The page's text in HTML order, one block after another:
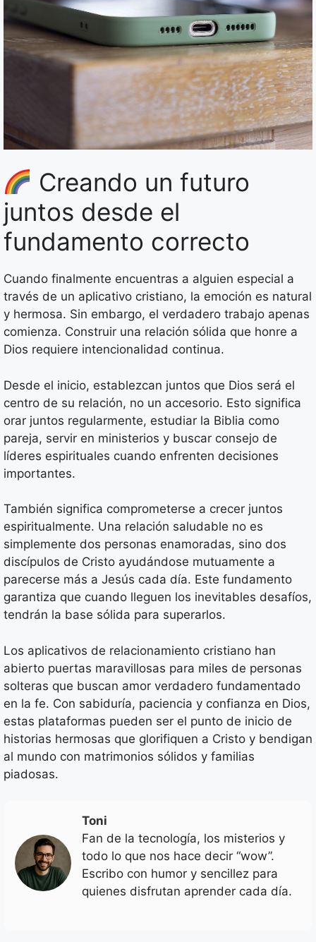
Creando un futuro
juntos desde el
fundamento correcto
Cuando finalmente encuentras a alguien especial a
través de un aplicativo cristiano, la emoción es natural
y hermosa. Sin embargo, el verdadero trabajo apenas
comienza. Construir una relación sólida que honre a
Dios requiere intencionalidad continua.
Desde el inicio, establezcan juntos que Dios será el
centro de su relación, no un accesorio. Esto significa
orar juntos regularmente, estudiar la Biblia como
pareja, servir en ministerios y buscar consejo de
líderes espirituales cuando enfrenten decisiones
importantes.
También significa comprometerse a crecer juntos
espiritualmente. Una relación saludable no es
simplemente dos personas enamoradas, sino dos
discípulos de Cristo ayudándose mutuamente a
parecerse más a Jesús cada día. Este fundamento
garantiza que cuando lleguen los inevitables desafíos,
tendrán la base sólida para superarlos.
Los aplicativos de relacionamiento cristiano han
abierto puertas maravillosas para miles de personas
solteras que buscan amor verdadero fundamentado
en la fe. Con sabiduría, paciencia y confianza en Dios,
estas plataformas pueden ser el punto de inicio de
historias hermosas que glorifiquen a Cristo y bendigan
al mundo con matrimonios sólidos y familias
piadosas.
Toni
Fan de la tecnología, los misterios y
todo lo que nos hace decir “wow”.
Escribo con humor y sencillez para
quienes disfrutan aprender cada día.